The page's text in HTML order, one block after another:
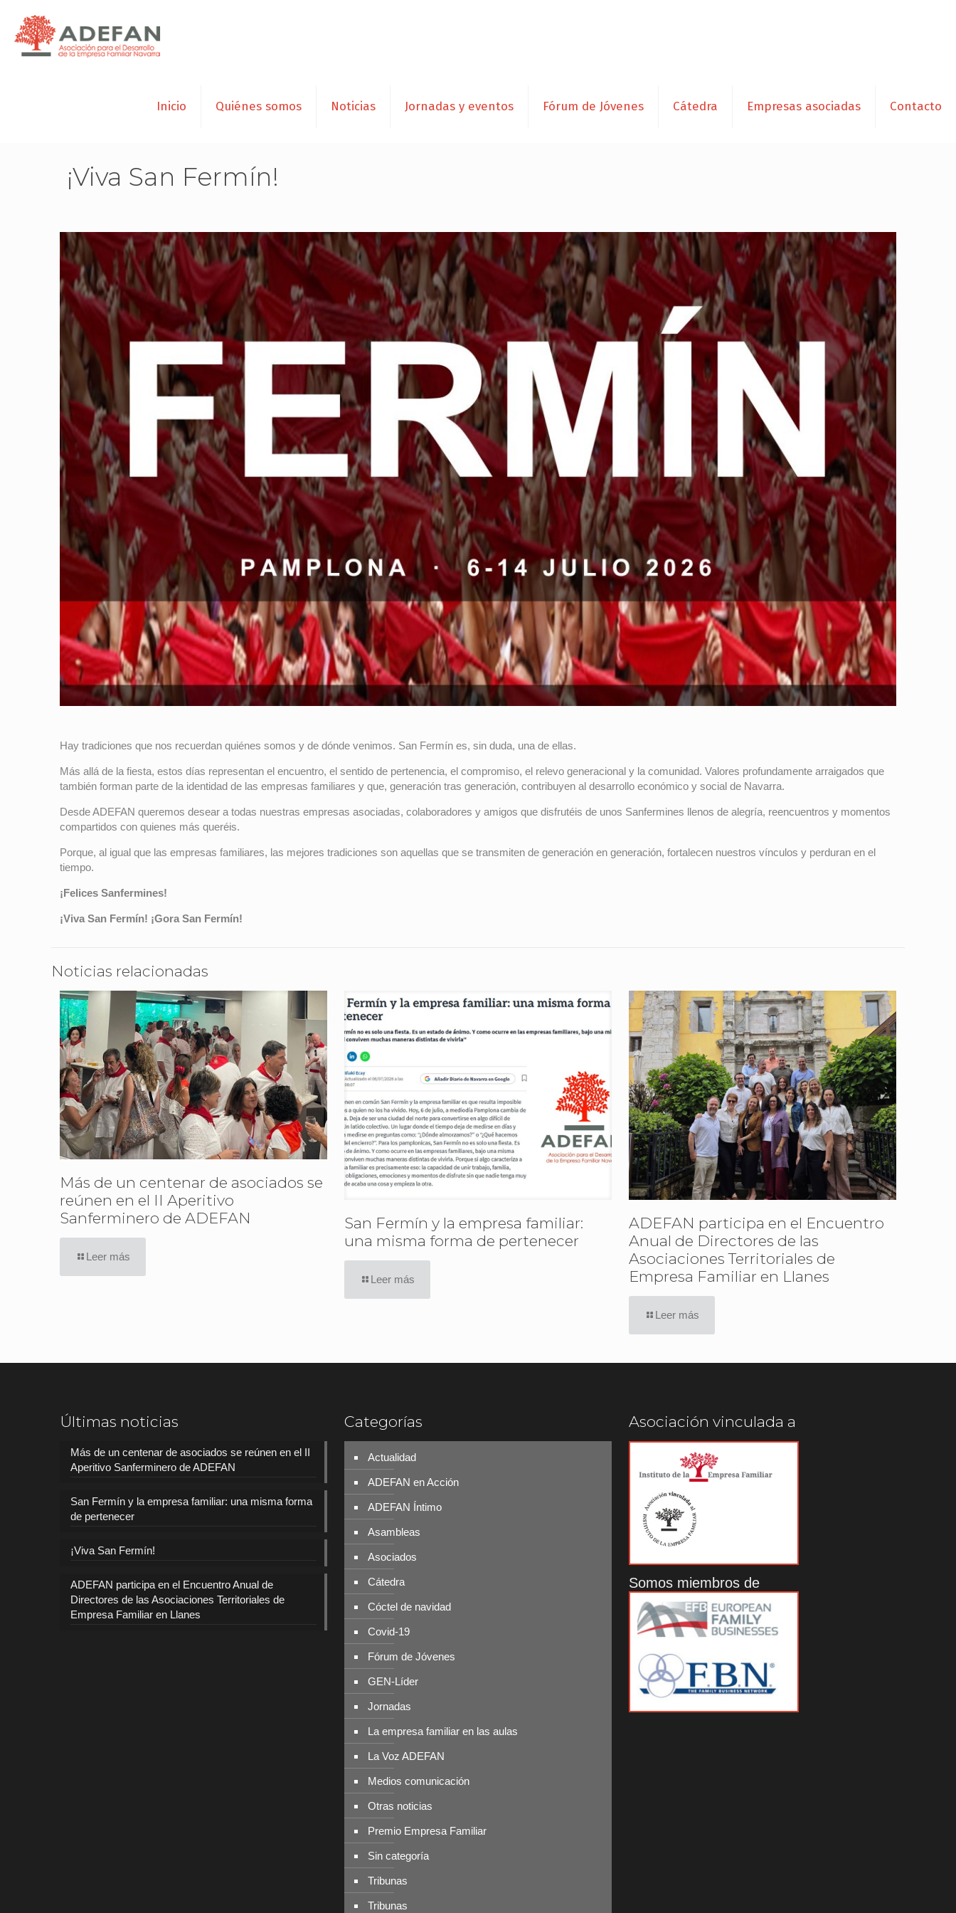
Inicio Quiénes somos Noticias Jornadas y eventos Fórum de Jóvenes Cátedra Empresas asociadas Contacto
¡Viva San Fermín!
Hay tradiciones que nos recuerdan quiénes somos y de dónde venimos. San Fermín es, sin duda, una de ellas.
Más allá de la fiesta, estos días representan el encuentro, el sentido de pertenencia, el compromiso, el relevo generacional y la comunidad. Valores profundamente arraigados que
también forman parte de la identidad de las empresas familiares y que, generación tras generación, contribuyen al desarrollo económico y social de Navarra.
Desde ADEFAN queremos desear a todas nuestras empresas asociadas, colaboradores y amigos que disfrutéis de unos Sanfermines llenos de alegría, reencuentros y momentos
compartidos con quienes más queréis.
Porque, al igual que las empresas familiares, las mejores tradiciones son aquellas que se transmiten de generación en generación, fortalecen nuestros vínculos y perduran en el
tiempo.
¡Felices Sanfermines!
¡Viva San Fermín! ¡Gora San Fermín!
Noticias relacionadas
Más de un centenar de asociados se
reúnen en el II Aperitivo
Sanferminero de ADEFAN
Leer más
San Fermín y la empresa familiar:
una misma forma de pertenecer
Leer más
ADEFAN participa en el Encuentro
Anual de Directores de las
Asociaciones Territoriales de
Empresa Familiar en Llanes
Leer más
Últimas noticias
Más de un centenar de asociados se reúnen en el II
Aperitivo Sanferminero de ADEFAN
San Fermín y la empresa familiar: una misma forma
de pertenecer
¡Viva San Fermín!
ADEFAN participa en el Encuentro Anual de
Directores de las Asociaciones Territoriales de
Empresa Familiar en Llanes
Categorías
Actualidad
ADEFAN en Acción
ADEFAN Íntimo
Asambleas
Asociados
Cátedra
Cóctel de navidad
Covid-19
Fórum de Jóvenes
GEN-Líder
Jornadas
La empresa familiar en las aulas
La Voz ADEFAN
Medios comunicación
Otras noticias
Premio Empresa Familiar
Sin categoría
Tribunas
Tribunas
Asociación vinculada a
Somos miembros de